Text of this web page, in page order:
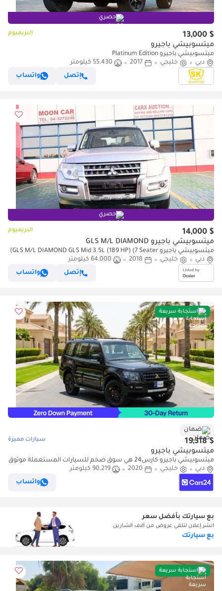
حصري
$ 13,000 البريميوم
ميتسوبيشي باجيرو
ميتسوبيشي باجيرو Platinum Edition
دبي
خليجي 2017
55,430 كيلومتر
إتصل
واتساب
حصري
$ 14,000 البريميوم
ميتسوبيشي باجيرو GLS M/L DIAMOND
ميتسوبيشي باجيرو GLS M/L DIAMOND GLS Mid 3.5L (189 HP) (7 Seater)
(للتصدير فقط)
دبي خليجي 2018
64,000 كيلومتر
إتصل
واتساب
استجابة سريعة
ضمان
$ 19,318 سيارات مميزة
ميتسوبيشي باجيرو
ميتسوبيشي باجيرو كارس24 هي سوق ضخم للسيارات المستعملة موثوق
ومضمون ٪كارس24 هي سوق ضخم للسيارات المستعملة موثوق
دبي خليجي 2020
90,219 كيلومتر
واتساب
بع سيارتك بأفضل سعر
انشر إعلان لتلقي عروض من آلاف الشارين
بع سيارتك
استجابة سريعة